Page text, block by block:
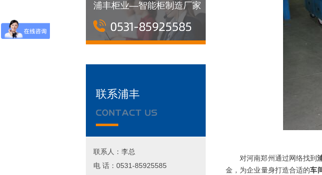
浦丰柜业—智能柜制造厂家
联系浦丰
联系人：李总
电 话：0531-85925585
对河南郑州通过网络找到
金，为企业量身打造合适的车